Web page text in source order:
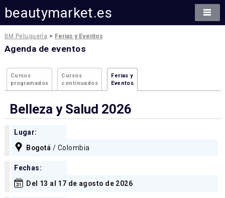
beautymarket.es
BM Peluquería > Ferias y Eventos
Agenda de eventos
Cursos
programados
Cursos
continuados
Ferias y
Eventos
Belleza y Salud 2026
Lugar:
Bogotá / Colombia
Fechas:
Del 13 al 17 de agosto de 2026